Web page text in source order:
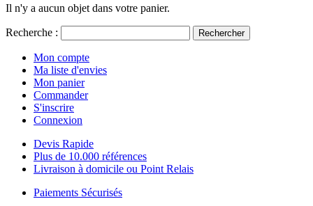
Il n'y a aucun objet dans votre panier.
Recherche : Rechercher
Mon compte
Ma liste d'envies
Mon panier
Commander
S'inscrire
Connexion
Devis Rapide
Plus de 10.000 références
Livraison à domicile ou Point Relais
Paiements Sécurisés